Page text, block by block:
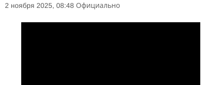
2 ноября 2025, 08:48 Официально